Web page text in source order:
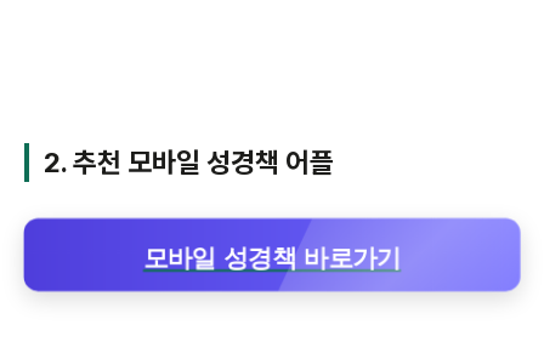
2. 추천 모바일 성경책 어플
모바일 성경책 바로가기